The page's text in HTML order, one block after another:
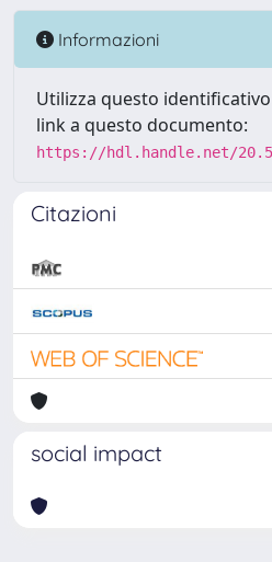
Informazioni
Utilizza questo
link a questo documento:
https://hdl.handle.net/
Citazioni
social impact